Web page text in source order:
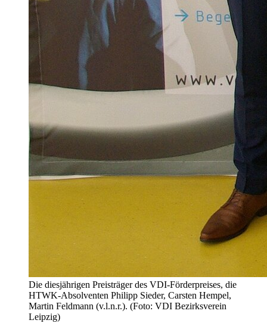
Die diesjährigen Preisträger des VDI-Förderpreises, die
HTWK-Absolventen Philipp Sieder, Carsten Hempel,
Martin Feldmann (v.l.n.r.). (Foto: VDI Bezirksverein
Leipzig)